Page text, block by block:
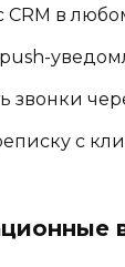
CRM в
звонки
с